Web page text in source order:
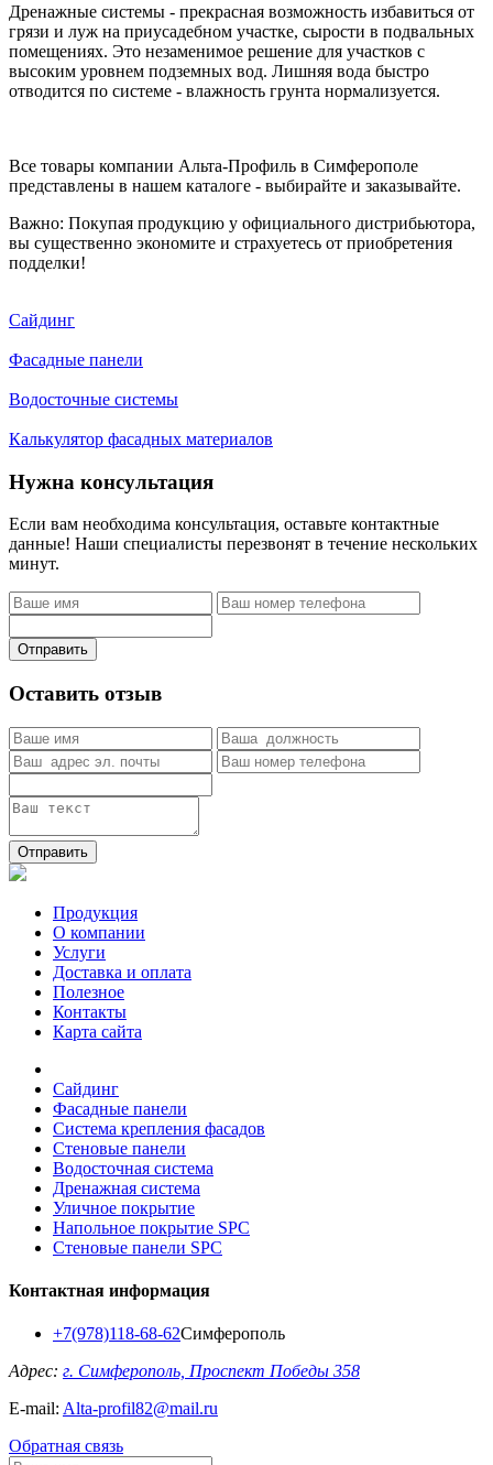
Дренажные системы - прекрасная возможность избавиться от
грязи и луж на приусадебном участке, сырости в подвальных
помещениях. Это незаменимое решение для участков с
высоким уровнем подземных вод. Лишняя вода быстро
отводится по системе - влажность грунта нормализуется.
Все товары компании Альта-Профиль в Симферополе
представлены в нашем каталоге - выбирайте и заказывайте.
Важно: Покупая продукцию у официального дистрибьютора,
вы существенно экономите и страхуетесь от приобретения
подделки!
Сайдинг
Фасадные панели
Водосточные системы
Калькулятор фасадных материалов
Нужна консультация
Если вам необходима консультация, оставьте контактные
данные! Наши специалисты перезвонят в течение нескольких
минут.
Отправить
Оставить отзыв
Отправить
Продукция
О компании
Услуги
Доставка и оплата
Полезное
Контакты
Карта сайта
Сайдинг
Фасадные панели
Система крепления фасадов
Стеновые панели
Водосточная система
Дренажная система
Уличное покрытие
Напольное покрытие SPC
Стеновые панели SPC
Контактная информация
+7(978)118-68-62Симферополь
Адрес: г. Симферополь, Проспект Победы 358
E-mail: Alta-profil82@mail.ru
Обратная связь